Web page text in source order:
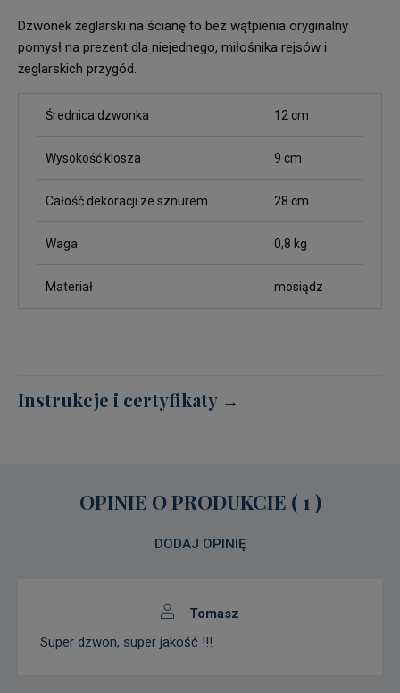
Dzwonek żeglarski na ścianę to bez wątpienia oryginalny
pomysł na prezent dla niejednego, miłośnika rejsów i
żeglarskich przygód.
Średnica dzwonka 12 cm
Wysokość klosza 9 cm
Całość dekoracji ze sznurem 28 cm
Waga 0,8 kg
Materiał mosiądz
Instrukcje i certyfikaty →
OPINIE O PRODUKCIE ( 1 )
DODAJ OPINIĘ
Tomasz
Super dzwon, super jakość !!!